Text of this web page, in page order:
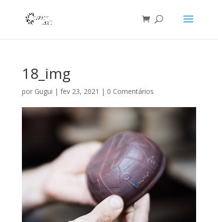
18_img
por Gugui | fev 23, 2021 | 0 Comentários